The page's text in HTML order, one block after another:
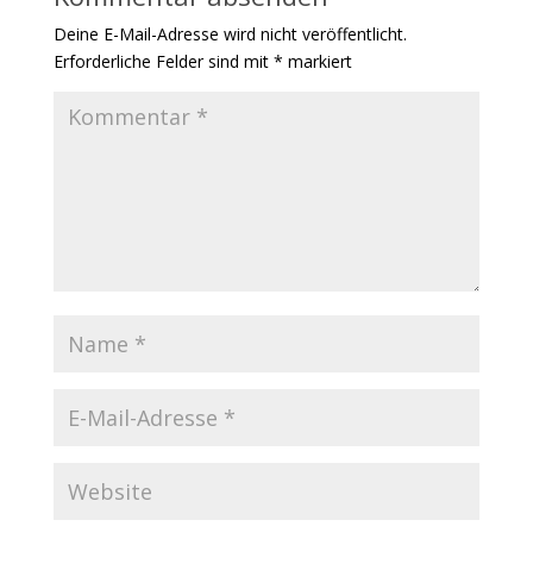
Deine E-Mail-Adresse wird nicht veröffentlicht.
Erforderliche Felder sind mit * markiert